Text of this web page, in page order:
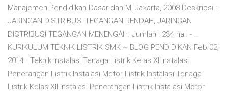
Manajemen Pendidikan Dasar dan M, Jakarta, 2008 Deskripsi :
JARINGAN DISTRIBUSI TEGANGAN RENDAH, JARINGAN
DISTRIBUSI TEGANGAN MENENGAH. Jumlah : 234 hal. - …
KURIKULUM TEKNIK LISTRIK SMK ~ BLOG PENDIDIKAN Feb 02,
2014 · Teknik Instalasi Tenaga Listrik Kelas XI Instalasi
Penerangan Listrik Instalasi Motor Listrik Instalasi Tenaga
Listrik Kelas XII Instalasi Penerangan Listrik Instalasi Motor